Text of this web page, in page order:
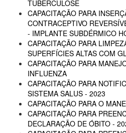
TUBERCULOSE
CAPACITAÇÃO PARA
CONTRACEPTIVO
- IMPLANTE SUBDÉRMICO
CAPACITAÇÃO PARA
SUPERFÍCIES ALTAS COM
CAPACITAÇÃO PARA
INFLUENZA
CAPACITAÇÃO PARA
SISTEMA SALUS - 2023
CAPACITAÇÃO PARA O
CAPACITAÇÃO PARA
DECLARAÇÃO DE ÓBITO -